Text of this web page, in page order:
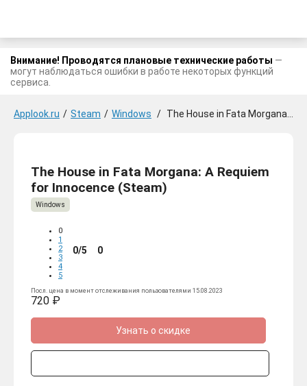
Внимание! Проводятся плановые технические работы —
могут наблюдаться ошибки в работе некоторых функций
сервиса.
Applook.ru / Steam / Windows / The House in Fata Morgana: A Requiem for Innocence
The House in Fata Morgana: A Requiem
for Innocence (Steam)
Windows
0
1
2
3
4
5
0/5 0
Посл. цена в момент отслеживания пользователями 15.08.2023
720 ₽
Узнать о скидке